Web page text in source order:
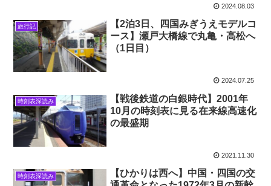
2024.08.03
旅行記
【2泊3日、四国みぎうえモデルコ
ース】瀬戸大橋線で丸亀・高松へ
（1日目）
2024.07.25
時刻表深読み
【戦後鉄道の白銀時代】2001年
10月の時刻表に見る在来線高速化
の最盛期
2021.11.30
時刻表深読み
【ひかりは西へ】中国・四国の交